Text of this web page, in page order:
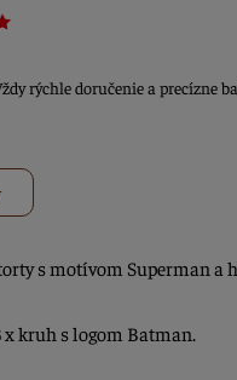
rýchle doručenie a precízne
s motívom Superman a
x kruh s logom Batman.